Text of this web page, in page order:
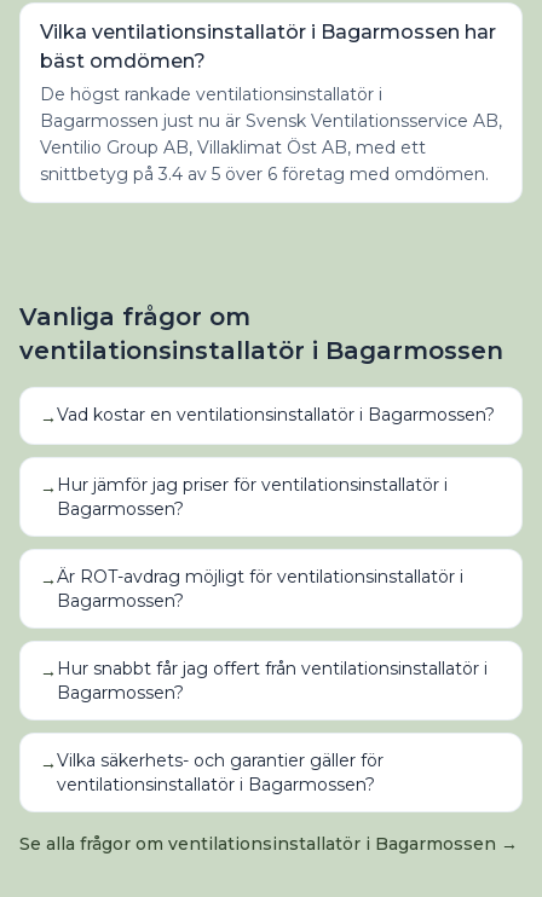
Vilka ventilationsinstallatör i Bagarmossen har
bäst omdömen?
De högst rankade ventilationsinstallatör i
Bagarmossen just nu är Svensk Ventilationsservice AB,
Ventilio Group AB, Villaklimat Öst AB, med ett
snittbetyg på 3.4 av 5 över 6 företag med omdömen.
Vanliga frågor om
ventilationsinstallatör i Bagarmossen
→Vad kostar en ventilationsinstallatör i Bagarmossen?
→ Hur jämför jag priser för ventilationsinstallatör i
Bagarmossen?
→Är ROT-avdrag möjligt för ventilationsinstallatör i
Bagarmossen?
→ Hur snabbt får jag offert från ventilationsinstallatör i
Bagarmossen?
→Vilka säkerhets- och garantier gäller för
ventilationsinstallatör i Bagarmossen?
Se alla frågor om ventilationsinstallatör i Bagarmossen →